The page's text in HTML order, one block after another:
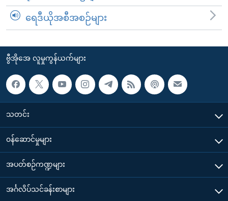
ရေဒီယိုအစီအစဉ်များ
ဗွီအိုအေ လူမှုကွန်ယက်များ
သတင်း
၀န်ဆောင်မှုများ
အပတ်စဉ်ကဏ္ဍများ
အင်္ဂလိပ်သင်ခန်းစာများ